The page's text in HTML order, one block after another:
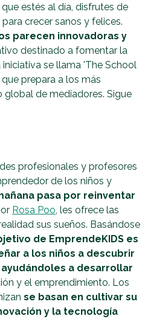
estés al día, disfrutes de
crecer sanos y felices.
parecen innovadoras y
destinado a fomentar la
se llama 'The School
prepara a los más
de mediadores. Sigue
profesionales y profesores
de los niños y
pasa por reinventar
Rosa Poo, les ofrece las
sus sueños. Basándose
de EmprendeKIDS es
a los niños a descubrir
a desarrollar
y el emprendimiento. Los
se basan en cultivar su
y la tecnología